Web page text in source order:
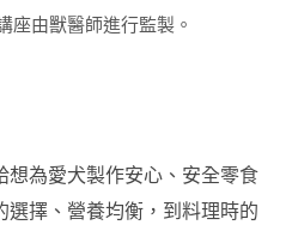
座由獸醫師進行監製。
想為愛犬製作安心、安全零食
擇、營養均衡，到料理時的